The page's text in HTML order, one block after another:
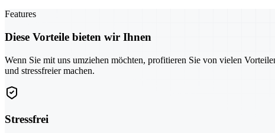
Features
Diese Vorteile bieten wir Ihnen
Wenn Sie mit uns umziehen möchten, profitieren Sie von vielen
und stressfreier machen.
Stressfrei